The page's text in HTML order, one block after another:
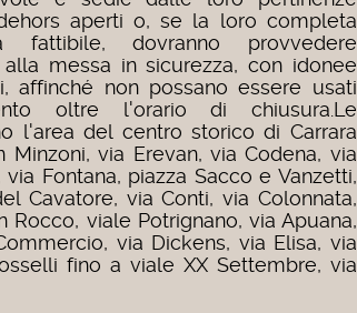
aperti o, se la loro completa
fattibile, dovranno provvedere
messa in sicurezza, con idonee
affinché non possano essere usati
oltre l'orario di chiusura. Le
l'area del centro storico di Carrara
via Erevan, via Codena, via
Fontana, piazza Sacco e Vanzetti,
Cavatore, via Conti, via Colonnata,
Rocco, viale Potrignano, via Apuana,
via Dickens, via Elisa, via
fino a viale XX Settembre, via